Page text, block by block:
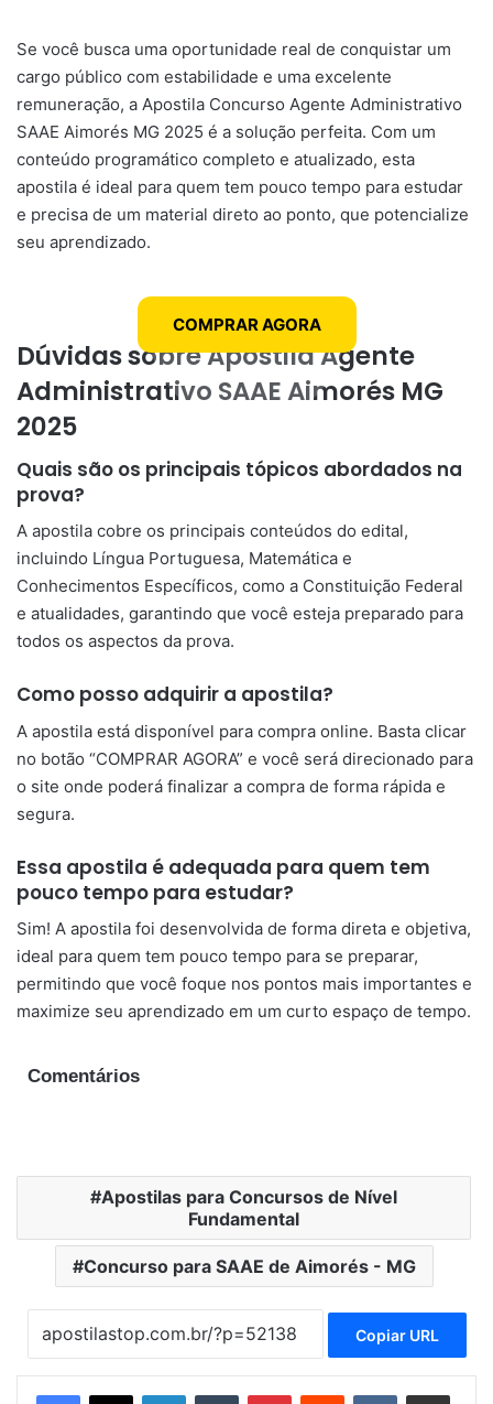
Se você busca uma oportunidade real de conquistar um
cargo público com estabilidade e uma excelente
remuneração, a Apostila Concurso Agente Administrativo
SAAE Aimorés MG 2025 é a solução perfeita. Com um
conteúdo programático completo e atualizado, esta
apostila é ideal para quem tem pouco tempo para estudar
e precisa de um material direto ao ponto, que potencialize
seu aprendizado.
COMPRAR AGORA
Dúvidas sobre Apostila Agente
Administrativo SAAE Aimorés MG
2025
Quais são os principais tópicos abordados na
prova?
A apostila cobre os principais conteúdos do edital,
incluindo Língua Portuguesa, Matemática e
Conhecimentos Específicos, como a Constituição Federal
e atualidades, garantindo que você esteja preparado para
todos os aspectos da prova.
Como posso adquirir a apostila?
A apostila está disponível para compra online. Basta clicar
no botão “COMPRAR AGORA” e você será direcionado para
o site onde poderá finalizar a compra de forma rápida e
segura.
Essa apostila é adequada para quem tem
pouco tempo para estudar?
Sim! A apostila foi desenvolvida de forma direta e objetiva,
ideal para quem tem pouco tempo para se preparar,
permitindo que você foque nos pontos mais importantes e
maximize seu aprendizado em um curto espaço de tempo.
Comentários
Apostilas para Concursos de Nível
Fundamental
Concurso para SAAE de Aimorés - MG
Copiar URL
LinkedinTumblr PinterestReddit VK Compartilhar via e-mail